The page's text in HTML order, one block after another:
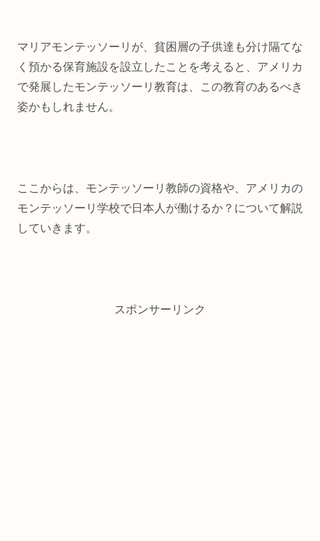
マリアモンテッソーリが、貧困層の子供達も分け隔てな
く預かる保育施設を設立したことを考えると、アメリカ
で発展したモンテッソーリ教育は、この教育のあるべき
姿かもしれません。
ここからは、モンテッソーリ教師の資格や、アメリカの
モンテッソーリ学校で日本人が働けるか？について解説
していきます。
スポンサーリンク